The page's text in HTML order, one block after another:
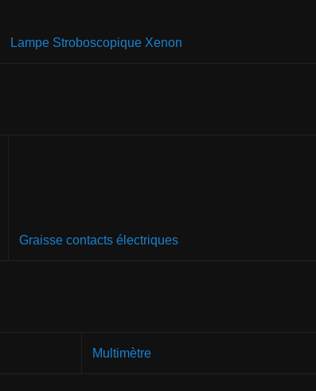
Lampe Stroboscopique Xenon
Graisse contacts électriques
Multimètre